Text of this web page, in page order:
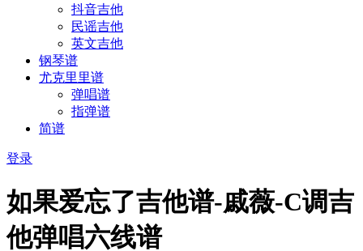
抖音吉他
民谣吉他
英文吉他
钢琴谱
尤克里里谱
弹唱谱
指弹谱
简谱
登录
如果爱忘了吉他谱-戚薇-C调吉
他弹唱六线谱